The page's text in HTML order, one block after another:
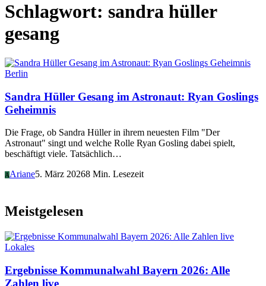
Schlagwort: sandra hüller
gesang
Berlin
Sandra Hüller Gesang im Astronaut: Ryan Goslings
Geheimnis
Die Frage, ob Sandra Hüller in ihrem neuesten Film "Der
Astronaut" singt und welche Rolle Ryan Gosling dabei spielt,
beschäftigt viele. Tatsächlich…
AAriane5. März 20268 Min. Lesezeit
Meistgelesen
Lokales
Ergebnisse Kommunalwahl Bayern 2026: Alle
Zahlen live